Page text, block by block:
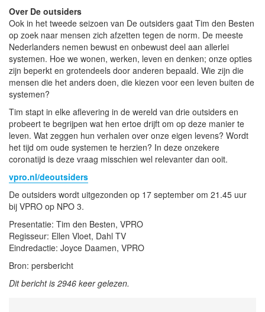
Over De outsiders
Ook in het tweede seizoen van De outsiders gaat Tim den Besten
op zoek naar mensen zich afzetten tegen de norm. De meeste
Nederlanders nemen bewust en onbewust deel aan allerlei
systemen. Hoe we wonen, werken, leven en denken; onze opties
zijn beperkt en grotendeels door anderen bepaald. Wie zijn die
mensen die het anders doen, die kiezen voor een leven buiten de
systemen?
Tim stapt in elke aflevering in de wereld van drie outsiders en
probeert te begrijpen wat hen ertoe drijft om op deze manier te
leven. Wat zeggen hun verhalen over onze eigen levens? Wordt
het tijd om oude systemen te herzien? In deze onzekere
coronatijd is deze vraag misschien wel relevanter dan ooit.
vpro.nl/deoutsiders
De outsiders wordt uitgezonden op 17 september om 21.45 uur
bij VPRO op NPO 3.
Presentatie: Tim den Besten, VPRO
Regisseur: Ellen Vloet, Dahl TV
Eindredactie: Joyce Daamen, VPRO
Bron: persbericht
Dit bericht is 2946 keer gelezen.